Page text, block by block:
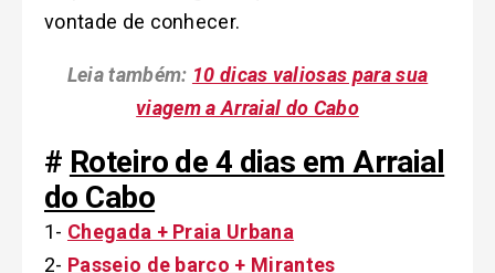
vontade de conhecer.
Leia também: 10 dicas valiosas para sua
viagem a Arraial do Cabo
# Roteiro de 4 dias em Arraial
do Cabo
1- Chegada + Praia Urbana
2- Passeio de barco + Mirantes